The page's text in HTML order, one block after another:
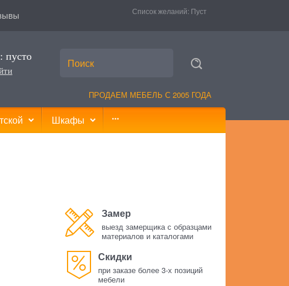
Список желаний: Пуст
пусто
ПРОДАЕМ МЕБЕЛЬ С 2005 ГОДА
Шкафы
Замер
выезд замерщика с образцами
материалов и каталогами
Скидки
при заказе более 3-х позиций
мебели